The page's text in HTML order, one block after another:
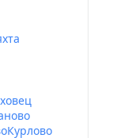
Курлово